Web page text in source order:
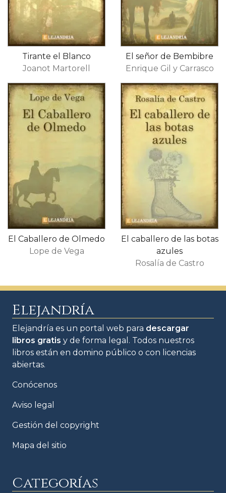
Tirante el Blanco
Joanot Martorell
El señor de Bembibre
Enrique Gil y Carrasco
El Caballero de Olmedo
Lope de Vega
El caballero de las botas
azules
Rosalía de Castro
Elejandría
Elejandría es un portal web para descargar
libros gratis y de forma legal. Todos nuestros
libros están en domino público o con licencias
abiertas.
Conócenos
Aviso legal
Gestión del copyright
Mapa del sitio
Categorías